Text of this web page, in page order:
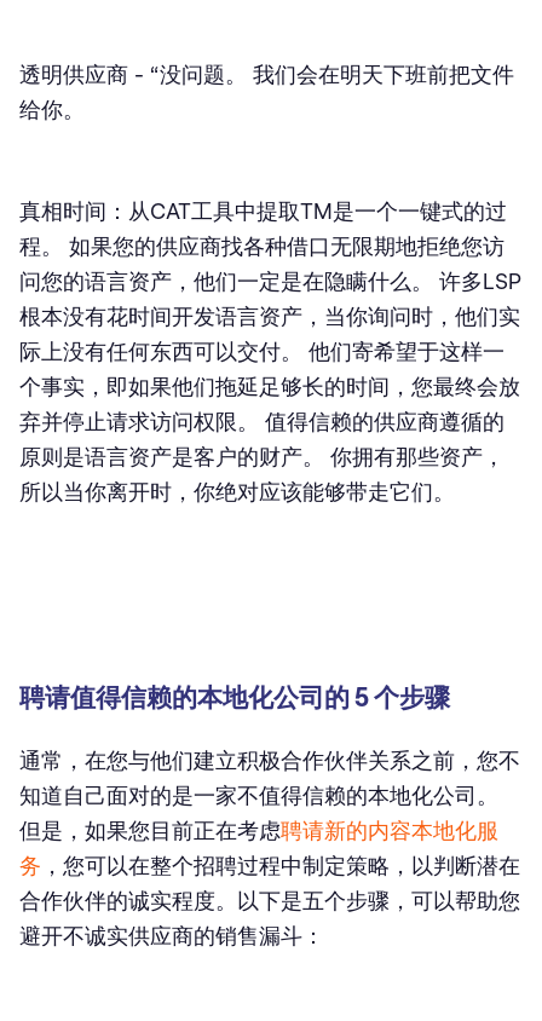
透明供应商 - “没问题。 我们会在明天下班前把文件
给你。
真相时间：从CAT工具中提取TM是一个一键式的过
程。 如果您的供应商找各种借口无限期地拒绝您访
问您的语言资产，他们一定是在隐瞒什么。 许多LSP
根本没有花时间开发语言资产，当你询问时，他们实
际上没有任何东西可以交付。 他们寄希望于这样一
个事实，即如果他们拖延足够长的时间，您最终会放
弃并停止请求访问权限。 值得信赖的供应商遵循的
原则是语言资产是客户的财产。 你拥有那些资产，
所以当你离开时，你绝对应该能够带走它们。
聘请值得信赖的本地化公司的 5 个步骤
通常，在您与他们建立积极合作伙伴关系之前，您不
知道自己面对的是一家不值得信赖的本地化公司。
但是，如果您目前正在考虑聘请新的内容本地化服
务 ，您可以在整个招聘过程中制定策略，以判断潜在
合作伙伴的诚实程度。以下是五个步骤，可以帮助您
避开不诚实供应商的销售漏斗：